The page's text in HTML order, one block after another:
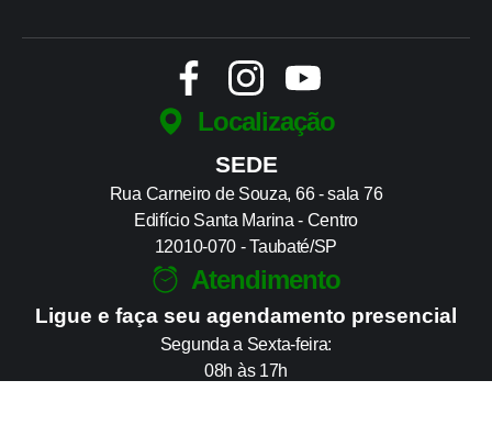
Localização
SEDE
Rua Carneiro de Souza, 66 - sala 76
Edifício Santa Marina - Centro
12010-070 - Taubaté/SP
Atendimento
Ligue e faça seu agendamento presencial
Segunda a Sexta-feira:
08h às 17h